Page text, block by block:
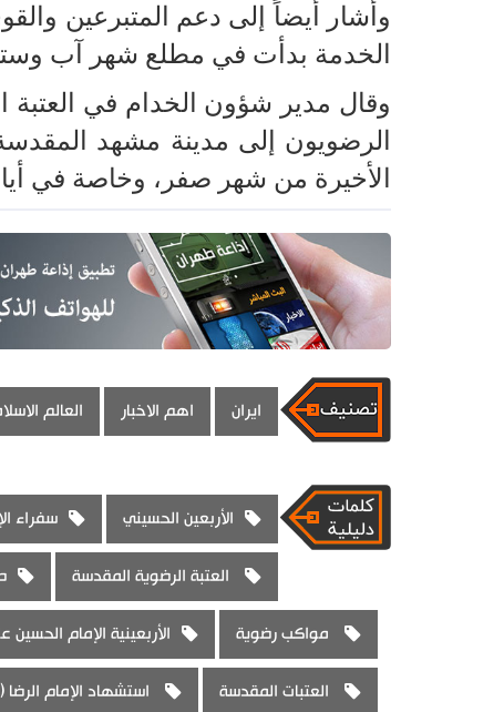
وأشار أيضاً إلى دعم المتبرعين
الخدمة بدأت في مطلع شهر آب
وقال مدير شؤون الخدام في العتبة
الرضويون إلى مدينة مشهد
الأخيرة من شهر صفر، وخاصة في
ايران اهم الاخبار العالم
الأربعين الحسيني سفراء
العتبة الرضوية المقدسة
مواكب رضوية الأربعينية الإمام الحسين
العتبات المقدسة استشهاد الإمام الرضا